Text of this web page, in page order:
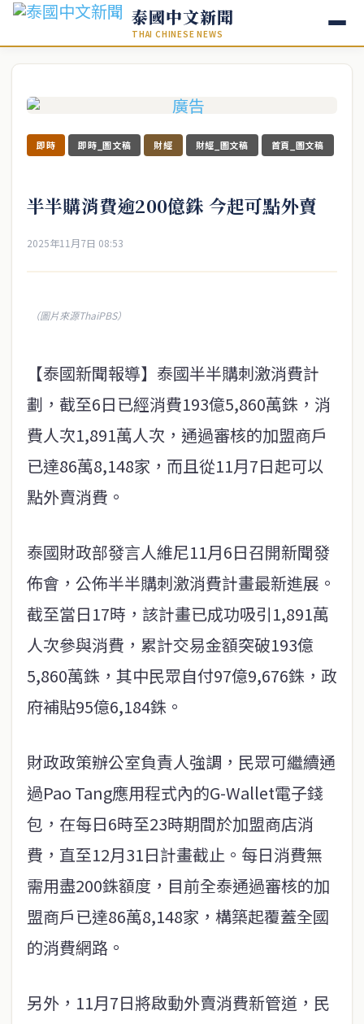
泰國中文新聞
THAI CHINESE NEWS
即時 即時_圖文稿 財經 財經_圖文稿 首頁_圖文稿
半半購消費逾200億銖 今起可點外賣
2025年11月7日 08:53
（圖片來源ThaiPBS）
【泰國新聞報導】泰國半半購刺激消費計
劃，截至6日已經消費193億5,860萬銖，消
費人次1,891萬人次，通過審核的加盟商戶
已達86萬8,148家，而且從11月7日起可以
點外賣消費。
泰國財政部發言人維尼11月6日召開新聞發
佈會，公佈半半購刺激消費計畫最新進展。
截至當日17時，該計畫已成功吸引1,891萬
人次參與消費，累計交易金額突破193億
5,860萬銖，其中民眾自付97億9,676銖，政
府補貼95億6,184銖。
財政政策辦公室負責人強調，民眾可繼續通
過Pao Tang應用程式內的G-Wallet電子錢
包，在每日6時至23時期間於加盟商店消
費，直至12月31日計畫截止。每日消費無
需用盡200銖額度，目前全泰通過審核的加
盟商戶已達86萬8,148家，構築起覆蓋全國
的消費網路。
另外，11月7日將啟動外賣消費新管道，民